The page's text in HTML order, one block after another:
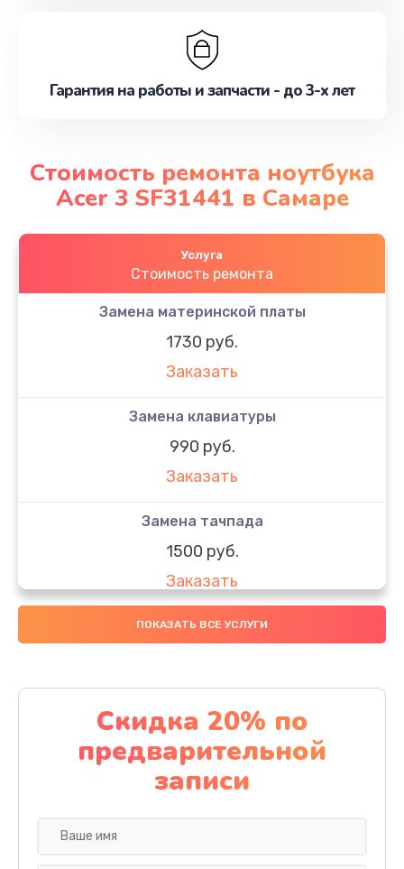
Гарантия на работы и запчасти - до 3-х лет
Стоимость ремонта ноутбука
Acer 3 SF31441 в Самаре
Услуга
Стоимость ремонта
Замена материнской платы
1730 руб.
Заказать
Замена клавиатуры
990 руб.
Заказать
Замена тачпада
1500 руб.
Заказать
Замена южного моста
Заказать
Чистка от пыли
1060 руб.
Заказать
ПОКАЗАТЬ ВСЕ УСЛУГИ
Скидка 20% по
предварительной
записи